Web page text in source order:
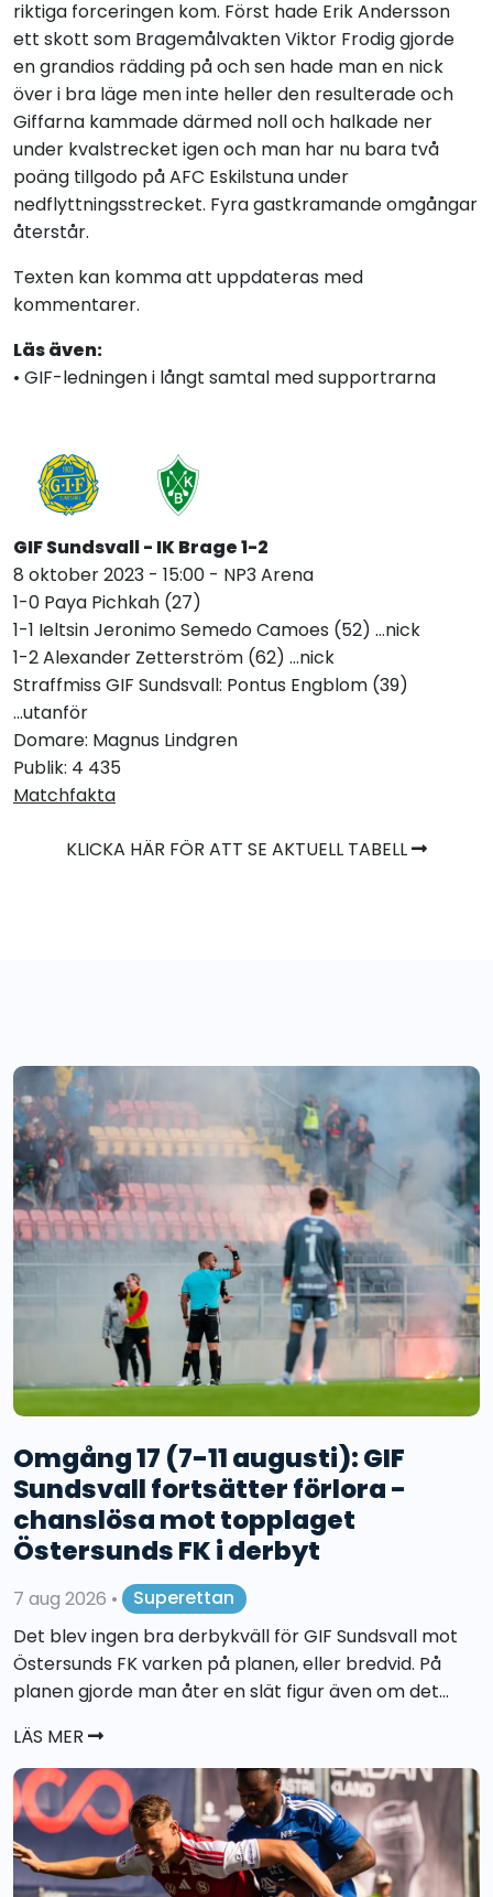
riktiga forceringen kom. Först hade Erik Andersson
ett skott som Bragemålvakten Viktor Frodig gjorde
en grandios rädding på och sen hade man en nick
över i bra läge men inte heller den resulterade och
Giffarna kammade därmed noll och halkade ner
under kvalstrecket igen och man har nu bara två
poäng tillgodo på AFC Eskilstuna under
nedflyttningsstrecket. Fyra gastkramande omgångar
återstår.
Texten kan komma att uppdateras med
kommentarer.
Läs även:
• GIF-ledningen i långt samtal med supportrarna
GIF Sundsvall - IK Brage 1-2
8 oktober 2023 - 15:00 - NP3 Arena
1-0 Paya Pichkah (27)
1-1 Ieltsin Jeronimo Semedo Camoes (52) ...nick
1-2 Alexander Zetterström (62) ...nick
Straffmiss GIF Sundsvall: Pontus Engblom (39)
...utanför
Domare: Magnus Lindgren
Publik: 4 435
Matchfakta
KLICKA HÄR FÖR ATT SE AKTUELL TABELL
Omgång 17 (7-11 augusti): GIF
Sundsvall fortsätter förlora -
chanslösa mot topplaget
Östersunds FK i derbyt
7 aug 2026 •
Superettan
Det blev ingen bra derbykväll för GIF Sundsvall mot
Östersunds FK varken på planen, eller bredvid. På
planen gjorde man åter en slät figur även om det...
LÄS MER